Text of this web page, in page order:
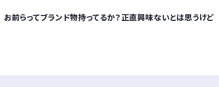
お前らってブランド物持ってるか？正直興味ないとは思うけど